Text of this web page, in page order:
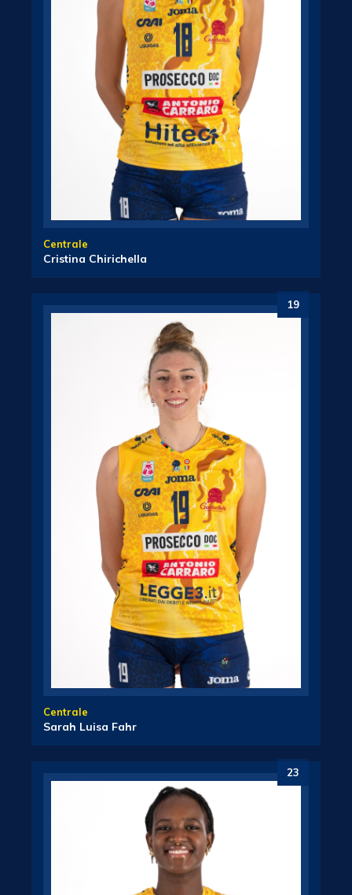
Centrale
Cristina Chirichella
19
Centrale
Sarah Luisa Fahr
23